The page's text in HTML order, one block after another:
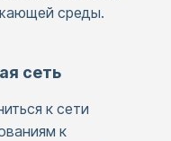
среды.
сеть
к сети
к